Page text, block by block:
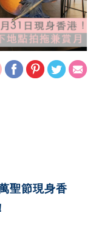
聖節現身香